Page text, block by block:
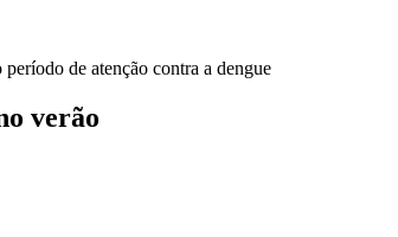
de atenção contra a dengue
verão